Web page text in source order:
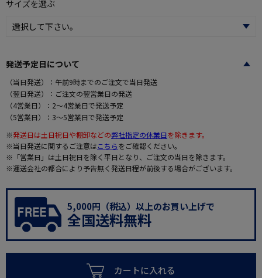
サイズを選ぶ
発送予定日について
（当日発送）：午前9時までのご注文で当日発送
（翌日発送）：ご注文の翌営業日の発送
（4営業日）：2～4営業日で発送予定
（5営業日）：3～5営業日で発送予定
※発送日は土日祝日や棚卸などの弊社指定の休業日を除きます。
※当日発送に関するご注意はこちらをご確認ください。
※「営業日」は土日祝日を除く平日となり、ご注文の当日を除きます。
※運送会社の都合により予告無く発送日程が前後する場合がございます。
5,000円（税込）以上のお買い上げで
全国送料無料
カートに入れる